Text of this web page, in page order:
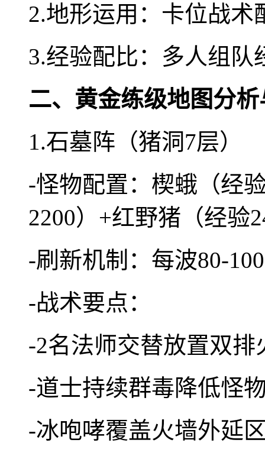
2.地形运用：卡位战术
3.经验配比：多人组
二、黄金练级地图分
1.石墓阵（猪洞7层）
-怪物配置：楔蛾（经
2200）+红野猪（经验
-刷新机制：每波80-
-战术要点：
-2名法师交替放置双排
-道士持续群毒降低怪
-冰咆哮覆盖火墙外延